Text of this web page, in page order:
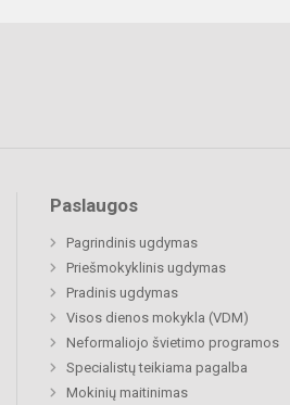
Paslaugos
Pagrindinis ugdymas
Priešmokyklinis ugdymas
Pradinis ugdymas
Visos dienos mokykla (VDM)
Neformaliojo švietimo programos
Specialistų teikiama pagalba
Mokinių maitinimas